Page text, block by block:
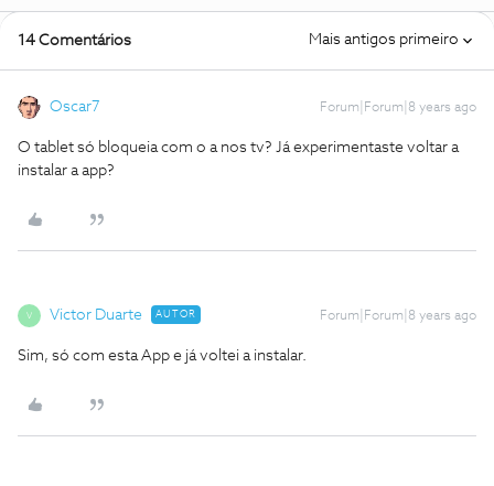
14 Comentários Mais antigos primeiro
Oscar7 Forum|Forum|8 years ago
O tablet só bloqueia com o a nos tv? Já experimentaste voltar a
instalar a app?
V Victor Duarte AUTOR Forum|Forum|8 years ago
Sim, só com esta App e já voltei a instalar.